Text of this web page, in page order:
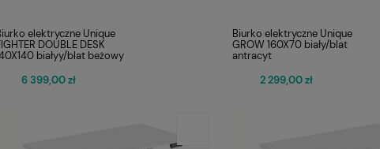
elektryczne Unique
DOUBLE DESK
białyy/blat beżowy
6 399,00 zł
Biurko elektryczne Unique
GROW 160X70 biały/blat
antracyt
2 299,00 zł